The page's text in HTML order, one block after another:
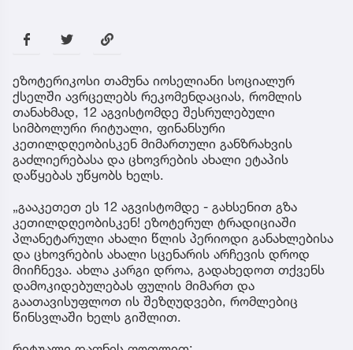
ეზოტერიკოსი თამუნა იოსელიანი სოციალურ
ქსელში ავრცელებს რეკომენდაციას, რომლის
თანახმად, 12 აგვისტომდე შესრულებული
სიმბოლური რიტუალი, ფინანსური
კეთილდღეობისკენ მიმართული განზრახვის
გაძლიერებასა და ცხოვრების ახალი ეტაპის
დაწყებას უწყობს ხელს.
„გააკეთეთ ეს 12 აგვისტომდე - გახსენით გზა
კეთილდღეობისკენ! ეზოტერულ ტრადიციაში
პლანეტარული ახალი წლის პერიოდი განახლებისა
და ცხოვრების ახალი სცენარის არჩევის დროდ
მიიჩნევა. ახლა კარგი დროა, გადახედოთ თქვენს
დამოკიდებულებას ფულის მიმართ და
გაათავისუფლოთ ის შეზღუდვები, რომლებიც
წინსვლაში ხელს გიშლით.